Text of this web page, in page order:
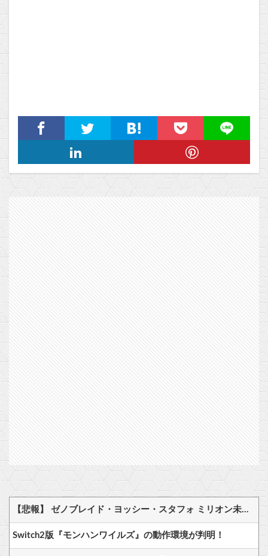
【悲報】 ゼノブレイド・ヨッシー・スタフォ ミリオン未達・・・
Switch2版『モンハンワイルズ』の動作環境が判明！